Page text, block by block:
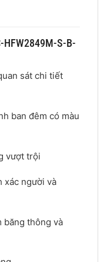
S-B-
sát chi tiết
ban đêm có màu
vượt trội
xác người và
băng thông và